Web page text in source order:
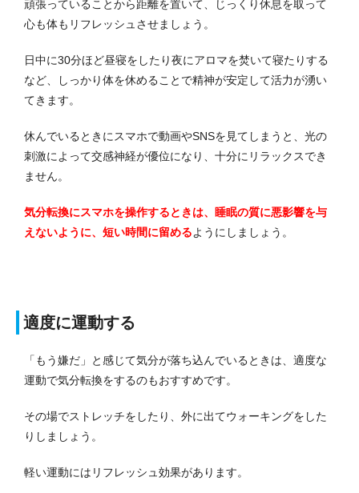
頑張っていることから距離を置いて、じっくり休息を取って
心も体もリフレッシュさせましょう。
日中に30分ほど昼寝をしたり夜にアロマを焚いて寝たりする
など、しっかり体を休めることで精神が安定して活力が湧い
てきます。
休んでいるときにスマホで動画やSNSを見てしまうと、光の
刺激によって交感神経が優位になり、十分にリラックスでき
ません。
気分転換にスマホを操作するときは、睡眠の質に悪影響を与
えないように、短い時間に留めるようにしましょう。
適度に運動する
「もう嫌だ」と感じて気分が落ち込んでいるときは、適度な
運動で気分転換をするのもおすすめです。
その場でストレッチをしたり、外に出てウォーキングをした
りしましょう。
軽い運動にはリフレッシュ効果があります。